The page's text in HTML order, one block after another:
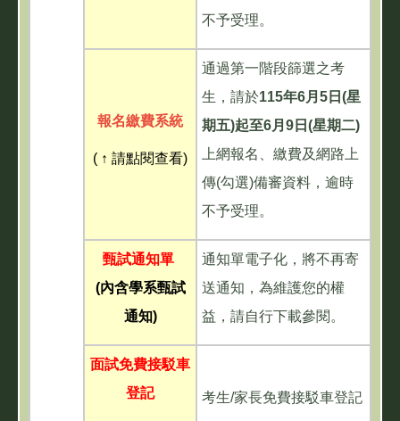
不予受理。
報名繳費系統
( ↑ 請點閱查看)
通過第一階段篩選之考
生，請於115年6月 5 日 (星
期五)起至6月 9 日 (星期二)
上網報名、繳費及網路上
傳(勾選)備審資料，逾時
不予受理。
甄試通知單
(內含學系甄試
通知)
通知單電子化，將不再寄
送通知，為維護您的權
益，請自行下載參閱。
面試免費接駁車
登記
考生/家長免費接駁車登記